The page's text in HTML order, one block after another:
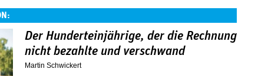
Der Hunderteinjährige, der die Rechnung
nicht bezahlte und verschwand
Martin Schwickert